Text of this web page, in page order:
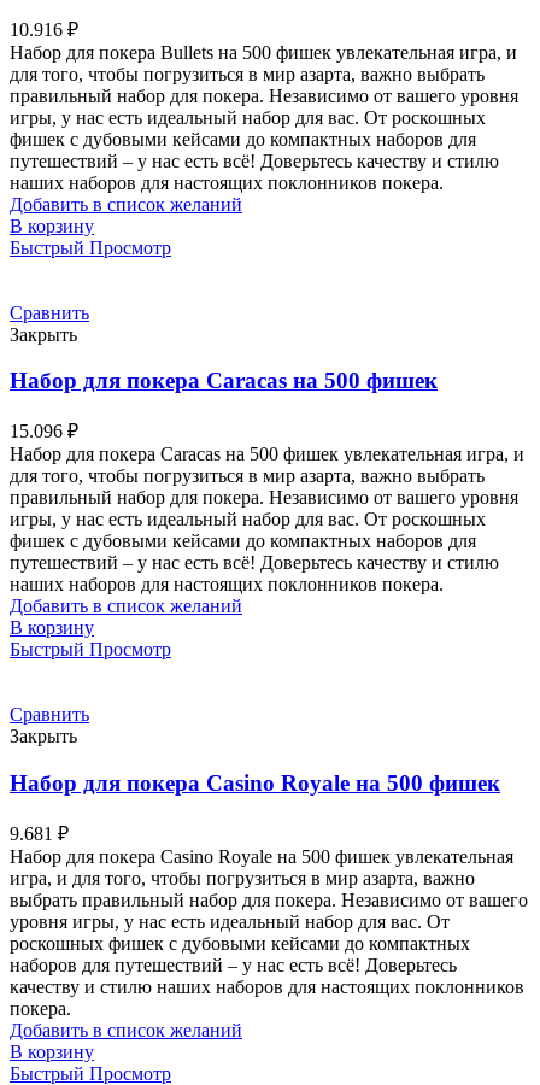
10.916 ₽
Набор для покера Bullets на 500 фишек увлекательная игра, и
для того, чтобы погрузиться в мир азарта, важно выбрать
правильный набор для покера. Независимо от вашего уровня
игры, у нас есть идеальный набор для вас. От роскошных
фишек с дубовыми кейсами до компактных наборов для
путешествий – у нас есть всё! Доверьтесь качеству и стилю
наших наборов для настоящих поклонников покера.
Добавить в список желаний
В корзину
Быстрый Просмотр
Сравнить
Закрыть
Набор для покера Caracas на 500 фишек
15.096 ₽
Набор для покера Caracas на 500 фишек увлекательная игра, и
для того, чтобы погрузиться в мир азарта, важно выбрать
правильный набор для покера. Независимо от вашего уровня
игры, у нас есть идеальный набор для вас. От роскошных
фишек с дубовыми кейсами до компактных наборов для
путешествий – у нас есть всё! Доверьтесь качеству и стилю
наших наборов для настоящих поклонников покера.
Добавить в список желаний
В корзину
Быстрый Просмотр
Сравнить
Закрыть
Набор для покера Casino Royale на 500 фишек
9.681 ₽
Набор для покера Casino Royale на 500 фишек увлекательная
игра, и для того, чтобы погрузиться в мир азарта, важно
выбрать правильный набор для покера. Независимо от вашего
уровня игры, у нас есть идеальный набор для вас. От
роскошных фишек с дубовыми кейсами до компактных
наборов для путешествий – у нас есть всё! Доверьтесь
качеству и стилю наших наборов для настоящих поклонников
покера.
Добавить в список желаний
В корзину
Быстрый Просмотр